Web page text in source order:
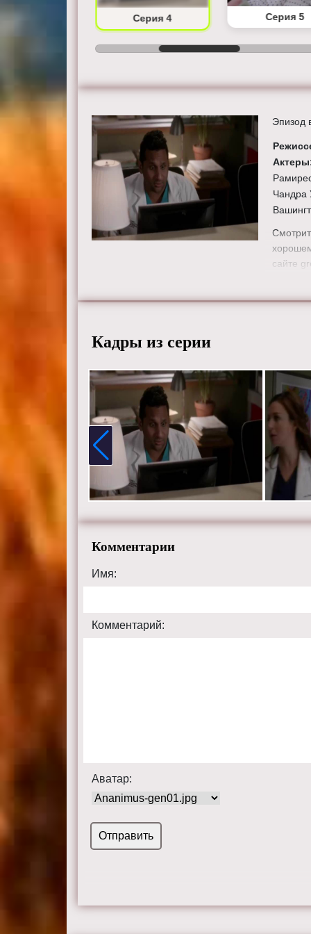
Серия 4 Серия 5
Эпизод
Чандра
сайте
Кадры из серии
Комментарии
Имя:
Комментарий:
Аватар: